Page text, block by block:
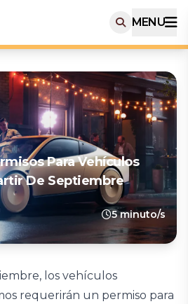
MENU
Para Vehículos
De Septiembre
5 minuto/s
los vehículos
requerirán un permiso para